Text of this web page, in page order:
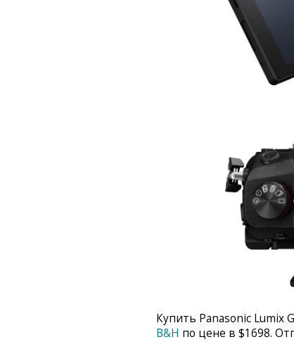
Купить Panasonic Lumix
B&H по цене в $1698.